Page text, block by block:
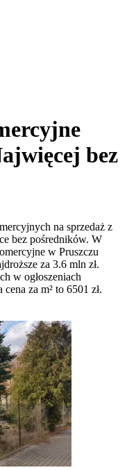
bez
na sprzedaż z
bez pośredników. W
w Pruszczu
za 3.6 mln zł.
w ogłoszeniach
za m² to 6501 zł.